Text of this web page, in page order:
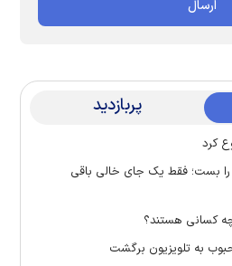
پربازدید
کرد
را بست؛ فقط یک جای خالی باقی
چه کسانی هستند؟
به تلویزیون برگشت